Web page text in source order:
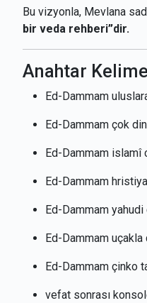
Bu vizyonla, Mevlana
bir veda rehberi”dir.
Anahtar
Ed-Dammam
Ed-Dammam çok
Ed-Dammam islamî
Ed-Dammam
Ed-Dammam
Ed-Dammam
Ed-Dammam çinko
vefat sonrası